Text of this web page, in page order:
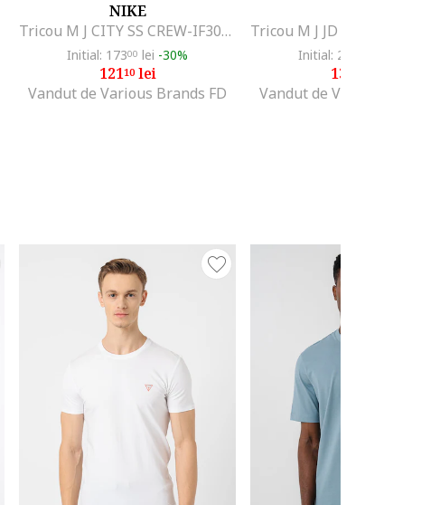
NIKE
Tricou M J CITY SS CREW-IF3071-687
Initial: 17300 lei -30%
12110lei
Vandut de Various Brands FD
Initial: 201
130
Vandut de Various Brands